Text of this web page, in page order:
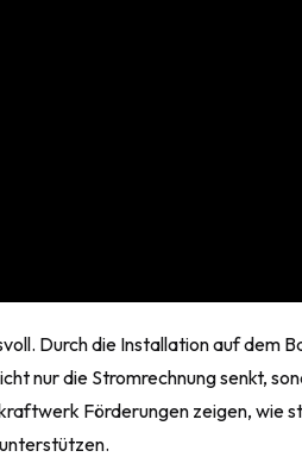
Durch die Installation auf dem
nur die Stromrechnung senkt,
Förderungen zeigen, wie